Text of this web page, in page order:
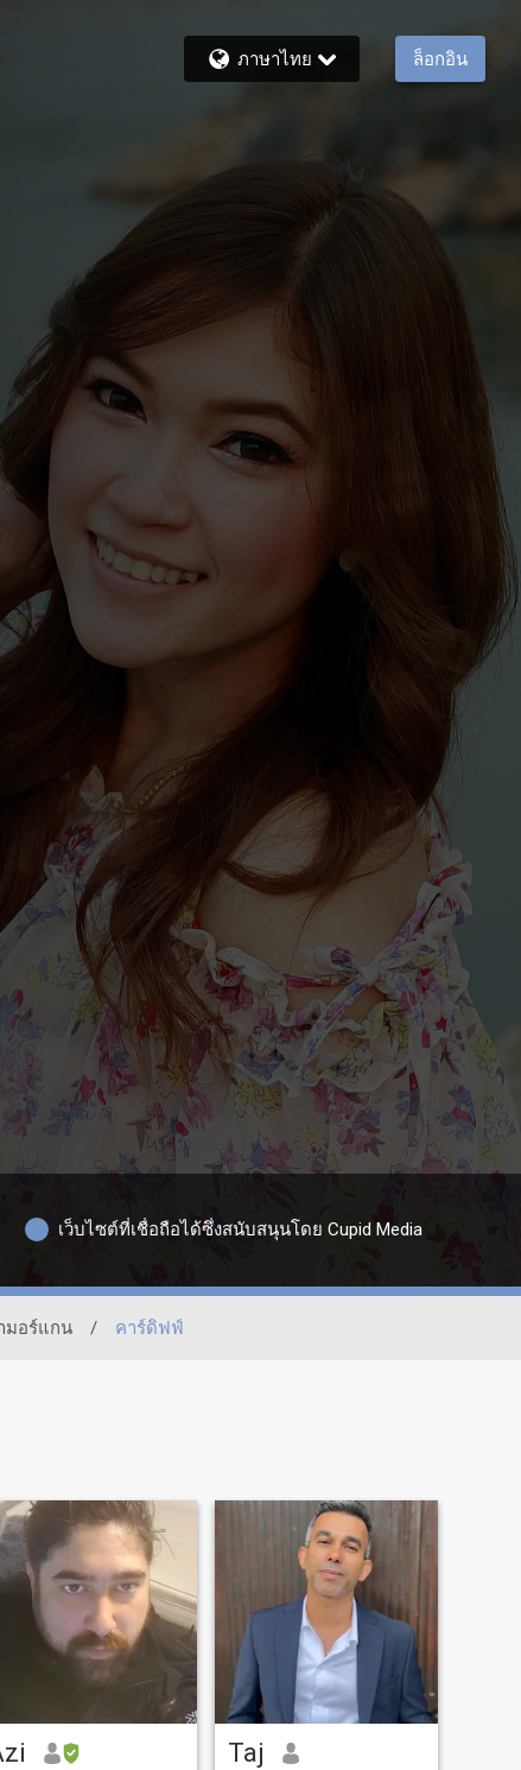
ภาษาไทย ล็อกอิน
เว็บไซต์ที่เชื่อถือได้ซึ่งสนับสนุนโดย Cupid Media
มอร์แกน / คาร์ดิฟฟ์
Taj